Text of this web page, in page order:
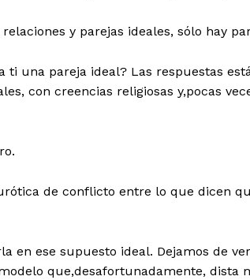
y parejas ideales, sólo hay
ti una pareja ideal? Las respuestas
con creencias religiosas y,pocas
de conflicto entre lo que dicen
en ese supuesto ideal. Dejamos de
que,desafortunadamente, dista